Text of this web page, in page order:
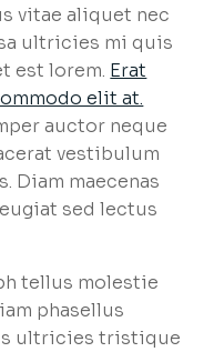
vitae aliquet nec
ultricies mi quis
est lorem. Erat
elit at.
auctor neque
vestibulum
Diam maecenas
sed lectus
tellus molestie
phasellus
ultricies tristique